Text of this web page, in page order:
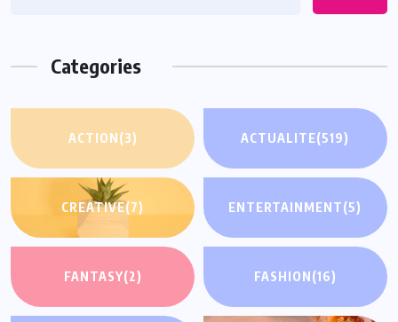
Categories
ACTION(3) ACTUALITE(519)
CREATIVE(7) ENTERTAINMENT(5)
FANTASY(2) FASHION(16)